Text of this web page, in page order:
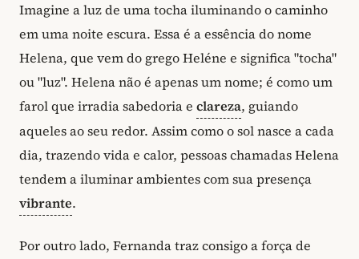
Imagine a luz de uma tocha iluminando o caminho
em uma noite escura. Essa é a essência do nome
Helena, que vem do grego Heléne e significa "tocha"
ou "luz". Helena não é apenas um nome; é como um
farol que irradia sabedoria e clareza, guiando
aqueles ao seu redor. Assim como o sol nasce a cada
dia, trazendo vida e calor, pessoas chamadas Helena
tendem a iluminar ambientes com sua presença
vibrante.
Por outro lado, Fernanda traz consigo a força de